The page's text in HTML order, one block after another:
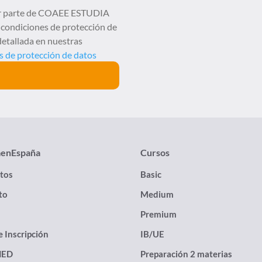
de COAEE ESTUDIA
condiciones de protección de
en nuestras
de protección de datos
Inscripción
Cursos
Basic
Medium
Premium
IB/UE
Preparación 2 materias